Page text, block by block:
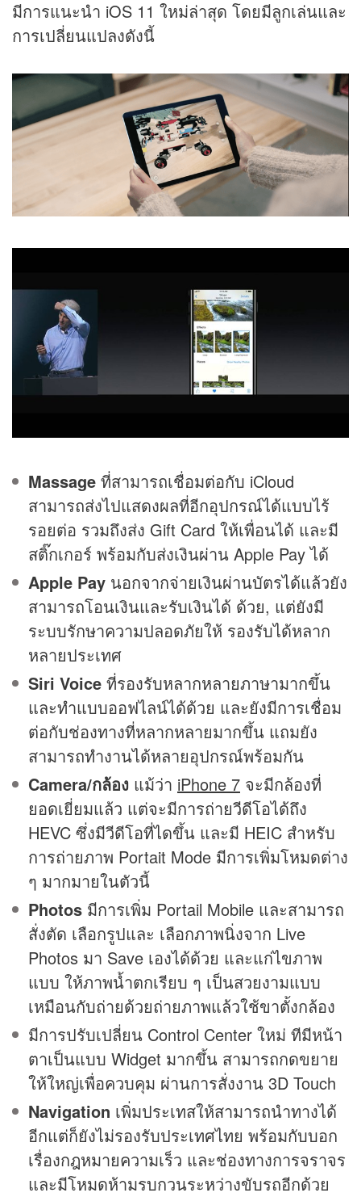
มีการแนะนำ iOS 11 ใหม่ล่าสุด โดยมีลูกเล่นและ
การเปลี่ยนแปลงดังนี้
Massage ที่สามารถเชื่อมต่อกับ iCloud
สามารถส่งไปแสดงผลที่อีกอุปกรณ์ได้แบบไร้
รอยต่อ รวมถึงส่ง Gift Card ให้เพื่อนได้ และมี
สติ๊กเกอร์ พร้อมกับส่งเงินผ่าน Apple Pay ได้
Apple Pay นอกจากจ่ายเงินผ่านบัตรได้แล้วยัง
สามารถโอนเงินและรับเงินได้ ด้วย, แต่ยังมี
ระบบรักษาความปลอดภัยให้ รองรับได้หลาก
หลายประเทศ
Siri Voice ที่รองรับหลากหลายภาษามากขึ้น
และทำแบบออฟไลน์ได้ด้วย และยังมีการเชื่อม
ต่อกับช่องทางที่หลากหลายมากขึ้น แถมยัง
สามารถทำงานได้หลายอุปกรณ์พร้อมกัน
Camera/กล้อง แม้ว่า iPhone 7 จะมีกล้องที่
ยอดเยี่ยมแล้ว แต่จะมีการถ่ายวีดีโอได้ถึง
HEVC ซึ่งมีวีดีโอที่ไดขึ้น และมี HEIC สำหรับ
การถ่ายภาพ Portait Mode มีการเพิ่มโหมดต่าง
ๆ มากมายในตัวนี้
Photos มีการเพิ่ม Portail Mobile และสามารถ
สั่งตัด เลือกรูปและ เลือกภาพนิ่งจาก Live
Photos มา Save เองได้ด้วย และแก่ไขภาพ
แบบ ให้ภาพน้ำตกเรียบ ๆ เป็นสวยงามแบบ
เหมือนกับถ่ายด้วยถ่ายภาพแล้วใช้ขาตั้งกล้อง
มีการปรับเปลี่ยน Control Center ใหม่ ทีมีหน้า
ตาเป็นแบบ Widget มากขึ้น สามารถกดขยาย
ให้ใหญ่เพื่อควบคุม ผ่านการสั่งงาน 3D Touch
Navigation เพิ่มประเทสให้สามารถนำทางได้
อีกแต่ก็ยังไม่รองรับประเทศไทย พร้อมกับบอก
เรื่องกฎหมายความเร็ว และช่องทางการจราจร
และมีโหมดห้ามรบกวนระหว่างขับรถอีกด้วย